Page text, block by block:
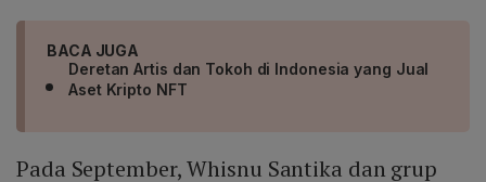
BACA JUGA
Deretan Artis dan Tokoh di Indonesia yang Jual
Aset Kripto NFT
Pada September, Whisnu Santika dan grup